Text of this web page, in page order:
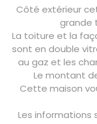
Côté extérieur
grande
La toiture et la
sont en double
au gaz et les
Le montant
Cette maison
Les informations